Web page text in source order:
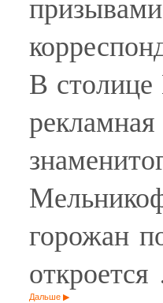
В
горожан
Дальше